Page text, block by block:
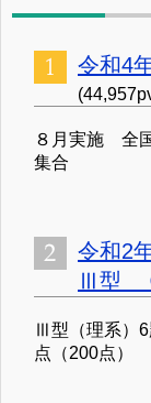
令和4
８月実施 全
集合
令和2
Ⅲ型
Ⅲ型（理系
点（200点）